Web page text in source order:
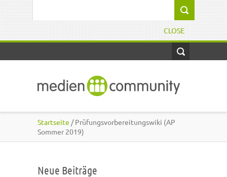
CLOSE
Startseite / Prüfungsvorbereitungswiki (AP
Sommer 2019)
Neue Beiträge